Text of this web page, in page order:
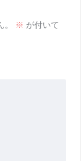
※ が付いて